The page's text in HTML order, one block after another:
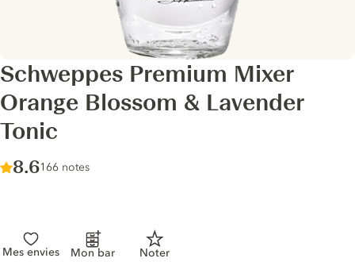
Schweppes Premium Mixer
Orange Blossom & Lavender
Tonic
Score :
8.6/ 10
166 notes
Mes envies Mon bar Noter